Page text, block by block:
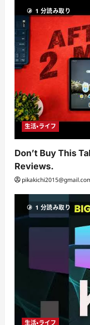
1 分読み取り
生活・ライフ
Don’t Buy This
Reviews.
1 分読み取り
生活・ライフ